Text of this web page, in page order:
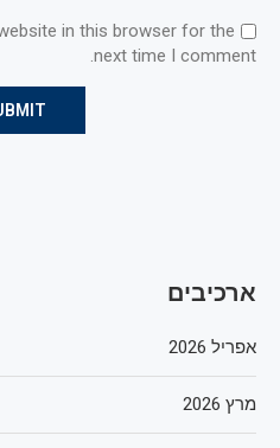
in this browser for the
next time I comment.
ארכיבים
אפריל 2026
מרץ 2026